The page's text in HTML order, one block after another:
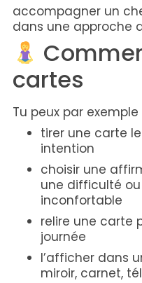
accompagner un
dans une approche
cartes
Tu peux par exemple
tirer une carte
intention
choisir une
une difficulté
inconfortable
relire une carte
journée
l’afficher dans
miroir, carnet,